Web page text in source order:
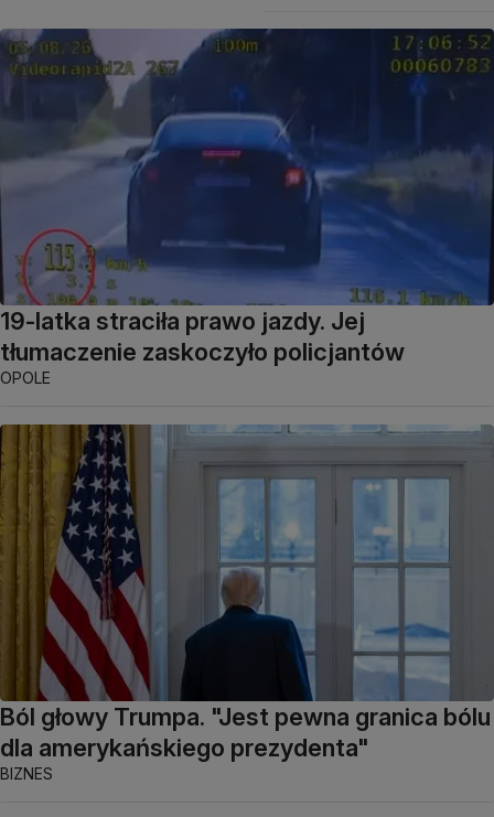
19-latka straciła prawo jazdy. Jej
tłumaczenie zaskoczyło policjantów
OPOLE
Ból głowy Trumpa. "Jest pewna granica bólu
dla amerykańskiego prezydenta"
BIZNES